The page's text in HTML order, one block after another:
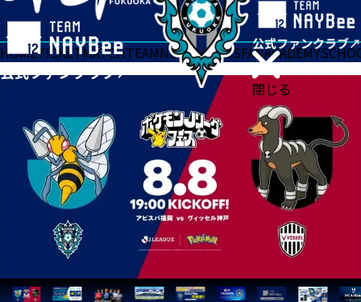
閉じる
HOMETICKETMATCHTEAMNEWSGOODSFANACADEMY